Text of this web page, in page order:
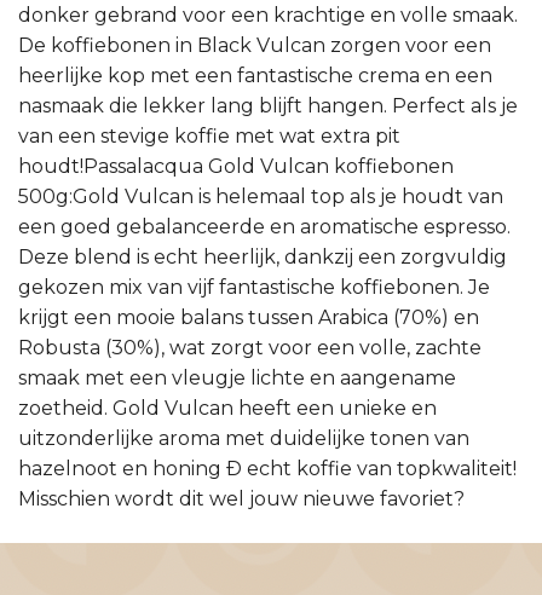
donker gebrand voor een krachtige en volle smaak.
De koffiebonen in Black Vulcan zorgen voor een
heerlijke kop met een fantastische crema en een
nasmaak die lekker lang blijft hangen. Perfect als je
van een stevige koffie met wat extra pit
houdt!Passalacqua Gold Vulcan koffiebonen
500g:Gold Vulcan is helemaal top als je houdt van
een goed gebalanceerde en aromatische espresso.
Deze blend is echt heerlijk, dankzij een zorgvuldig
gekozen mix van vijf fantastische koffiebonen. Je
krijgt een mooie balans tussen Arabica (70%) en
Robusta (30%), wat zorgt voor een volle, zachte
smaak met een vleugje lichte en aangename
zoetheid. Gold Vulcan heeft een unieke en
uitzonderlijke aroma met duidelijke tonen van
hazelnoot en honing Ð echt koffie van topkwaliteit!
Misschien wordt dit wel jouw nieuwe favoriet?